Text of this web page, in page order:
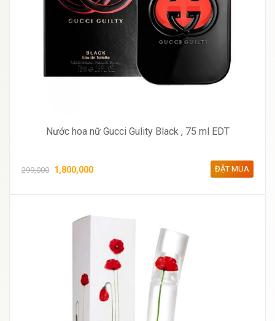
Nước hoa nữ Gucci Gulity Black , 75 ml EDT
299,000 1,800,000 ĐẶT MUA